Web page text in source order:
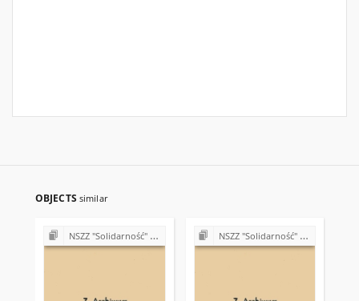
OBJECTS similar
NSZZ "Solidarność" w Spółdzielni Kółek Rolniczych w Bodzentynie NSZZ "Solidarność" w Fabryce Łożysk Tocznych "Iskra" w Kielcach (1989)